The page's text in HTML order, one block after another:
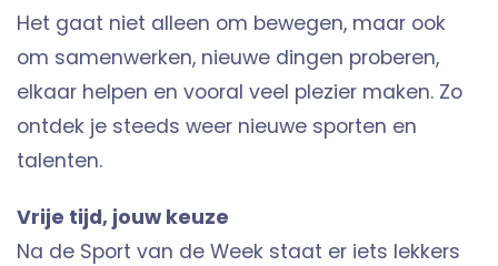
Het gaat niet alleen om bewegen, maar ook
om samenwerken, nieuwe dingen proberen,
elkaar helpen en vooral veel plezier maken. Zo
ontdek je steeds weer nieuwe sporten en
talenten.
Vrije tijd, jouw keuze
Na de Sport van de Week staat er iets lekkers